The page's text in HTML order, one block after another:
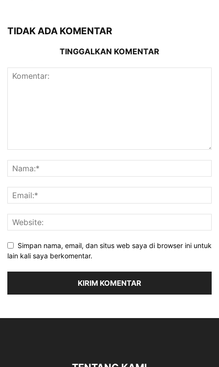
TIDAK ADA KOMENTAR
TINGGALKAN KOMENTAR
Simpan nama, email, dan situs web saya di browser ini untuk
lain kali saya berkomentar.